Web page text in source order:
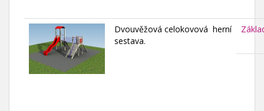
Dvouvěžová celokovová herní
sestava.